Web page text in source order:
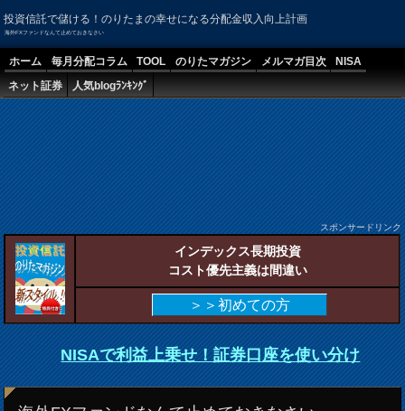
投資信託で儲ける！のりたまの幸せになる分配金収入向上計画
海外FXファンドなんて止めておきなさい
ホーム 毎月分配コラム TOOL のりたマガジン メルマガ目次
NISA
ネット証券
人気blogﾗﾝｷﾝｸﾞ
スポンサードリンク
インデックス長期投資
コスト優先主義は間違い
＞＞初めての方
NISAで利益上乗せ！証券口座を使い分け